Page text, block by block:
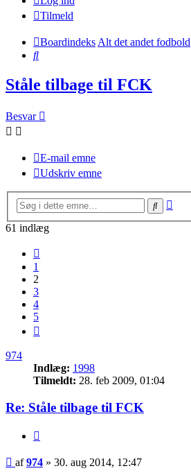
Tilmeld
BoardindeksAlt det andet fodbold
Søg
Ståle tilbage til FCK
Besvar
E-mail emne
Udskriv emne
Søg
61 indlæg
1
2
3
4
5
974
Indlæg: 1998
Tilmeldt: 28. feb 2009, 01:04
Re: Ståle tilbage til FCK
Indlæg
af974 » 30. aug 2014, 12:47